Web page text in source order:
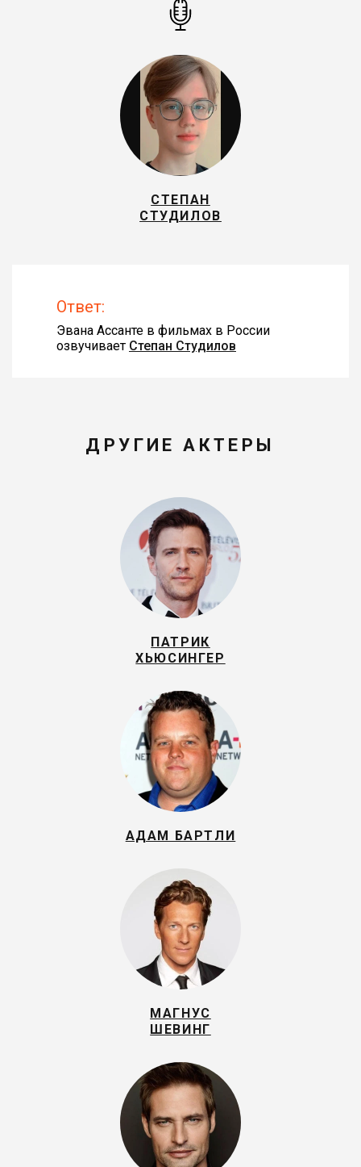
СТЕПАН
СТУДИЛОВ
Ответ:
Эвана Ассанте в фильмах в России
озвучивает Степан Студилов
ДРУГИЕ АКТЕРЫ
ПАТРИК
ХЬЮСИНГЕР
АДАМ БАРТЛИ
МАГНУС
ШЕВИНГ